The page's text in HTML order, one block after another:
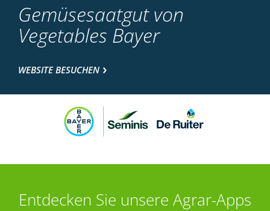
Gemüsesaatgut von
Vegetables Bayer
WEBSITE BESUCHEN
Entdecken Sie unsere Agrar-Apps